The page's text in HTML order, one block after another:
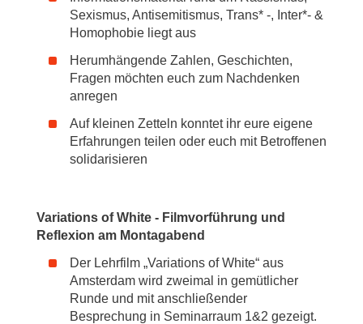
Sexismus, Antisemitismus, Trans* -, Inter*- &
Homophobie liegt aus
Herumhängende Zahlen, Geschichten,
Fragen möchten euch zum Nachdenken
anregen
Auf kleinen Zetteln konntet ihr eure eigene
Erfahrungen teilen oder euch mit Betroffenen
solidarisieren
Variations of White - Filmvorführung und
Reflexion am Montagabend
Der Lehrfilm „Variations of White“ aus
Amsterdam wird zweimal in gemütlicher
Runde und mit anschließender
Besprechung in Seminarraum 1&2 gezeigt.